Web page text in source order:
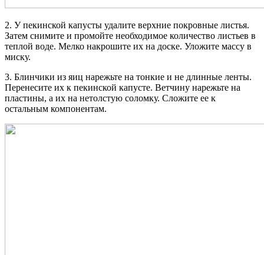
2. У пекинской капусты удалите верхние покровные листья.
Затем снимите и промойте необходимое количество листьев в
теплой воде. Мелко накрошите их на доске. Уложите массу в
миску.
3. Блинчики из яиц нарежьте на тонкие и не длинные ленты.
Перенесите их к пекинской капусте. Ветчину нарежьте на
пластины, а их на нетолстую соломку. Сложите ее к
остальным компонентам.